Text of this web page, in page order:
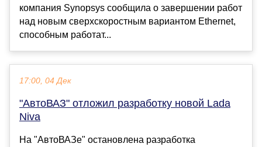
компания Synopsys сообщила о завершении работ
над новым сверхскоростным вариантом Ethernet,
способным работат...
17:00, 04 Дек
"АвтоВАЗ" отложил разработку новой Lada
Niva
На "АвтоВАЗе" остановлена разработка